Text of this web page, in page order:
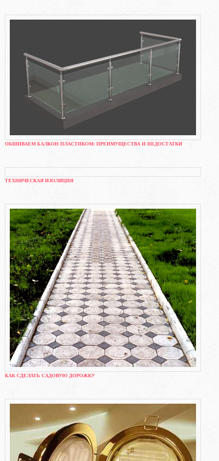
ОБШИВАЕМ БАЛКОН ПЛАСТИКОМ: ПРЕИМУЩЕСТВА И НЕДОСТАТКИ
ТЕХНИЧЕСКАЯ ИЗОЛЯЦИЯ
КАК СДЕЛАТЬ САДОВУЮ ДОРОЖКУ